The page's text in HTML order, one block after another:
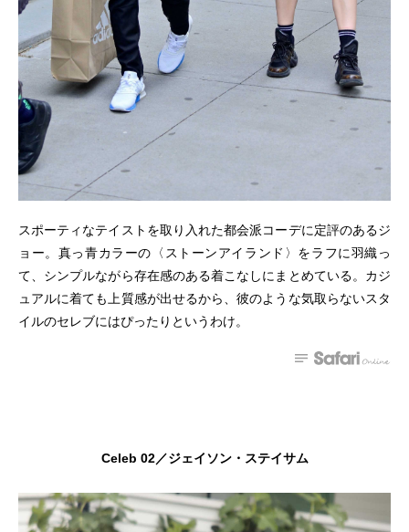
スポーティなテイストを取り入れた都会派コーデに定評のあるジ
ョー。真っ青カラーの〈ストーンアイランド〉をラフに羽織っ
て、シンプルながら存在感のある着こなしにまとめている。カジ
ュアルに着ても上質感が出せるから、彼のような気取らないスタ
イルのセレブにはぴったりというわけ。
Celeb 02／ジェイソン・ステイサム